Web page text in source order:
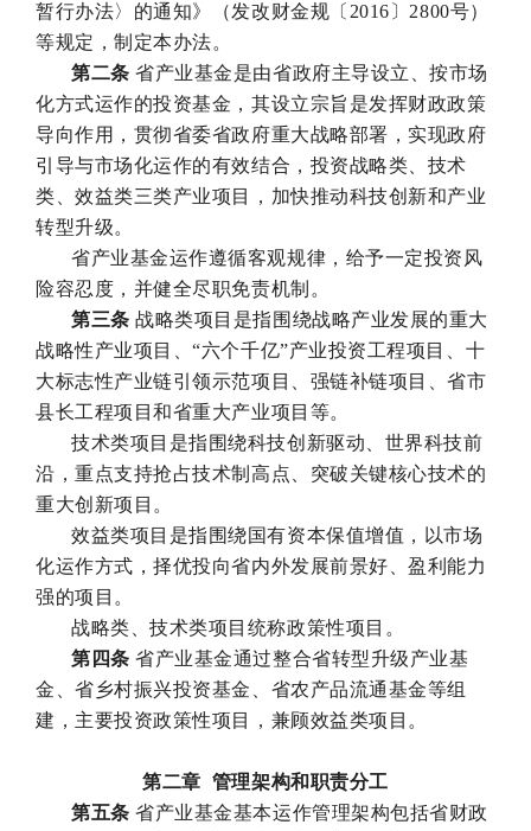
暂行办法〉的通知》（发改财金规〔2016〕2800号）
等规定，制定本办法。
第二条 省产业基金是由省政府主导设立、按市场
化方式运作的投资基金，其设立宗旨是发挥财政政策
导向作用，贯彻省委省政府重大战略部署，实现政府
引导与市场化运作的有效结合，投资战略类、技术
类、效益类三类产业项目，加快推动科技创新和产业
转型升级。
省产业基金运作遵循客观规律，给予一定投资风
险容忍度，并健全尽职免责机制。
第三条 战略类项目是指围绕战略产业发展的重大
战略性产业项目、“六个千亿”产业投资工程项目、十
大标志性产业链引领示范项目、强链补链项目、省市
县长工程项目和省重大产业项目等。
技术类项目是指围绕科技创新驱动、世界科技前
沿，重点支持抢占技术制高点、突破关键核心技术的
重大创新项目。
效益类项目是指围绕国有资本保值增值，以市场
化运作方式，择优投向省内外发展前景好、盈利能力
强的项目。
战略类、技术类项目统称政策性项目。
第四条 省产业基金通过整合省转型升级产业基
金、省乡村振兴投资基金、省农产品流通基金等组
建，主要投资政策性项目，兼顾效益类项目。
第二章 管理架构和职责分工
第五条 省产业基金基本运作管理架构包括省财政